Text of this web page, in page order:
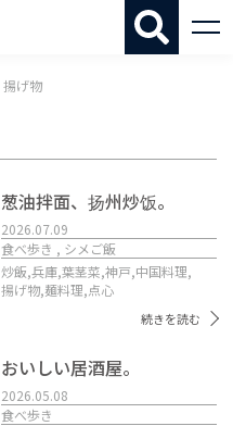
揚げ物
葱油拌面、扬州炒饭。
2026.07.09
食べ歩き , シメご飯
炒飯,兵庫,葉茎菜,神戸,中国料理,
揚げ物,麺料理,点心
続きを読む
おいしい居酒屋。
2026.05.08
食べ歩き